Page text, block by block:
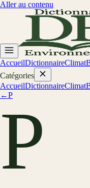
Aller au contenu
AccueilDictionnaireClimat
Catégories
AccueilDictionnaireClimat
←P
P